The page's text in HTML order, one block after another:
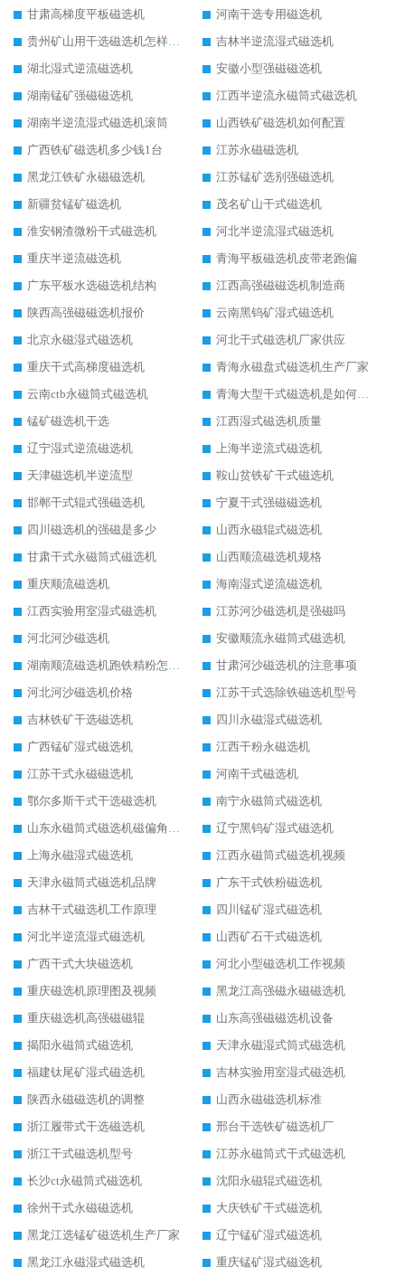
甘肃高梯度平板磁选机
河南干选专用磁选机
贵州矿山用干选磁选机怎样调磁
吉林半逆流湿式磁选机
湖北湿式逆流磁选机
安徽小型强磁磁选机
湖南锰矿强磁磁选机
江西半逆流永磁筒式磁选机
湖南半逆流湿式磁选机滚筒
山西铁矿磁选机如何配置
广西铁矿磁选机多少钱1台
江苏永磁磁选机
黑龙江铁矿永磁磁选机
江苏锰矿选别强磁选机
新疆贫锰矿磁选机
茂名矿山干式磁选机
淮安钢渣微粉干式磁选机
河北半逆流湿式磁选机
重庆半逆流磁选机
青海平板磁选机皮带老跑偏
广东平板水选磁选机结构
江西高强磁磁选机制造商
陕西高强磁磁选机报价
云南黑钨矿湿式磁选机
北京永磁湿式磁选机
河北干式磁选机厂家供应
重庆干式高梯度磁选机
青海永磁盘式磁选机生产厂家
云南ctb永磁筒式磁选机
青海大型干式磁选机是如何选矿的
锰矿磁选机干选
江西湿式磁选机质量
辽宁湿式逆流磁选机
上海半逆流式磁选机
天津磁选机半逆流型
鞍山贫铁矿干式磁选机
邯郸干式辊式强磁选机
宁夏干式强磁磁选机
四川磁选机的强磁是多少
山西永磁辊式磁选机
甘肃干式永磁筒式磁选机
山西顺流磁选机规格
重庆顺流磁选机
海南湿式逆流磁选机
江西实验用室湿式磁选机
江苏河沙磁选机是强磁吗
河北河沙磁选机
安徽顺流永磁筒式磁选机
湖南顺流磁选机跑铁精粉怎么处理
甘肃河沙磁选机的注意事项
河北河沙磁选机价格
江苏干式选除铁磁选机型号
吉林铁矿干选磁选机
四川永磁湿式磁选机
广西锰矿湿式磁选机
江西干粉永磁选机
江苏干式永磁磁选机
河南干式磁选机
鄂尔多斯干式干选磁选机
南宁永磁筒式磁选机
山东永磁筒式磁选机磁偏角怎么调整
辽宁黑钨矿湿式磁选机
上海永磁湿式磁选机
江西永磁筒式磁选机视频
天津永磁筒式磁选机品牌
广东干式铁粉磁选机
吉林干式磁选机工作原理
四川锰矿湿式磁选机
河北半逆流湿式磁选机
山西矿石干式磁选机
广西干式大块磁选机
河北小型磁选机工作视频
重庆磁选机原理图及视频
黑龙江高强磁永磁磁选机
重庆磁选机高强磁磁辊
山东高强磁磁选机设备
揭阳永磁筒式磁选机
天津永磁湿式筒式磁选机
福建钛尾矿湿式磁选机
吉林实验用室湿式磁选机
陕西永磁磁选机的调整
山西永磁磁选机标准
浙江履带式干选磁选机
邢台干选铁矿磁选机厂
浙江干式磁选机型号
江苏永磁筒式干式磁选机
长沙ct永磁筒式磁选机
沈阳永磁辊式磁选机
徐州干式永磁磁选机
大庆铁矿干式磁选机
黑龙江选锰矿磁选机生产厂家
辽宁锰矿湿式磁选机
黑龙江永磁湿式磁选机
重庆锰矿湿式磁选机